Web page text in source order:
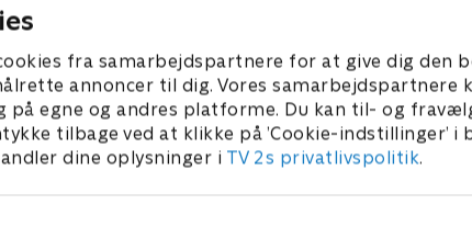
fra samarbejdspartnere for at give dig den
annoncer til dig. Vores samarbejdspartnere
egne og andres platforme. Du kan til- og
tilbage ved at klikke på ’Cookie-indstillinger’ i
dine oplysninger i TV 2s privatlivspolitik.